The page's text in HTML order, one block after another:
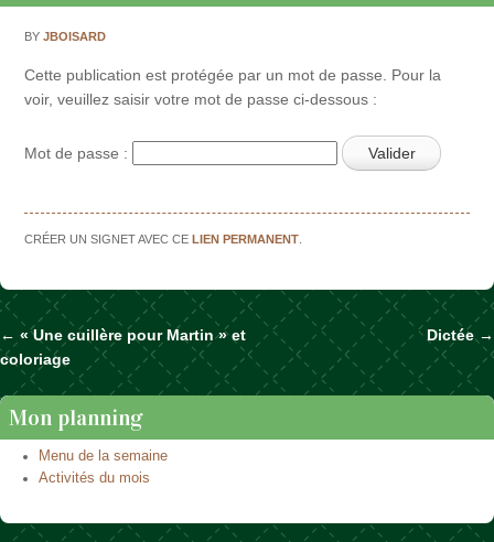
BYJBOISARD
Cette publication est protégée par un mot de passe. Pour la
voir, veuillez saisir votre mot de passe ci-dessous :
Mot de passe :
CRÉER UN SIGNET AVEC CELIEN PERMANENT
Naviguer dans les articles
← « Une cuillère pour Martin » et
coloriage
Dictée →
Mon planning
Menu de la semaine
Activités du mois